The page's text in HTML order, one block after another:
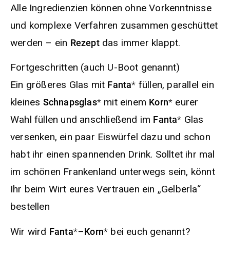
Alle Ingredienzien können ohne Vorkenntnisse
und komplexe Verfahren zusammen geschüttet
werden – ein Rezeptdas immer klappt.
Fortgeschritten (auch U-Boot genannt)
Ein größeres Glas mit Fanta
füllen, parallel ein
kleines Schnapsglas mit einem Korn
eurer
Wahl füllen und anschließend im Fanta
Glas
versenken, ein paar Eiswürfel dazu und schon
habt ihr einen spannenden Drink. Solltet ihr mal
im schönen Frankenland unterwegs sein, könnt
Ihr beim Wirt eures Vertrauen ein „Gelberla“
bestellen
Wir wird Fanta –Korn bei euch genannt?